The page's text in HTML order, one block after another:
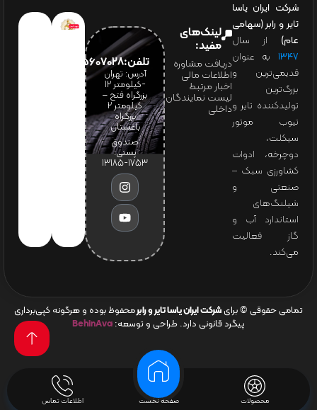
محصولات صفحه نخست اطلاعات تماس
شرکت ایران یاسا
تایر و رابر (سهامی
عام) از سال
۱۳۴۷ به عنوان
قدیمی‌ترین و
بزرگ‌ترین
تولیدکننده تایر و
تیوب موتور
سیکلت،
دوچرخه، ادوات
کشاورزی سبک –
صنعتی و
شیلنگ‌های
استاندارد آب و
گاز فعالیت
می‌کند.
لینک‌های
مفید:
دریافت مشاوره
اطلاعات مالی
اخبار مرتبط
لیست نمایندگان
داخلی
تلفن:65607028(021)
آدرس: تهران
-کیلومتر 12
بزرگراه فتح –
کیلومتر ۲
بزرگراه
باغستان
صندوق
پستی:
1753-13185
تمامی حقوقی © برای شرکت ایران یاسا تایر و رابرمحفوظ بوده و هرگونه کپی‌برداری
پیگرد قانونی دارد. طراحی و توسعه: BehinAva